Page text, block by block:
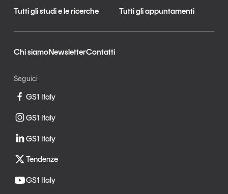
Tutti gli studi e le ricerche Tutti gli appuntamenti
Chi siamoNewsletterContatti
Seguici
GS1 Italy
GS1 Italy
GS1 Italy
Tendenze
GS1 Italy